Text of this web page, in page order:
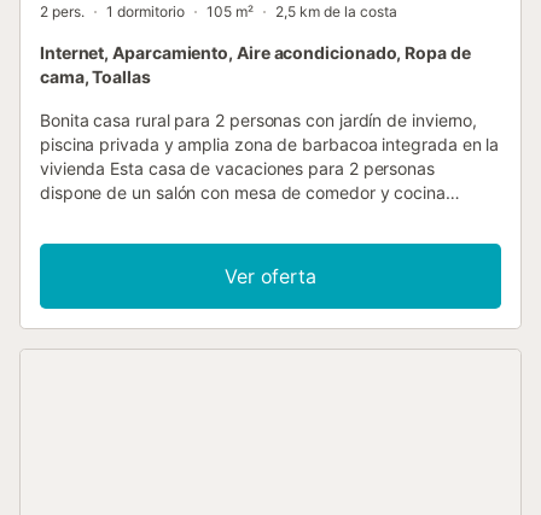
2 pers. 1 dormitorio 105 m² 2,5 km de la costa
Internet, Aparcamiento, Aire acondicionado, Ropa de
cama, Toallas
Bonita casa rural para 2 personas con jardín de invierno,
piscina privada y amplia zona de barbacoa integrada en la
vivienda Esta casa de vacaciones para 2 personas
dispone de un salón con mesa de comedor y cocina
un dormitorio con cama de matrimonio (150 x 200 cm)
equipado también con aire acondicionado, un baño con
ducha, una terraza acristalada (jardín de invierno) y la
zona de barbacoa con otra mesa de comedor. Para su
Ver oferta